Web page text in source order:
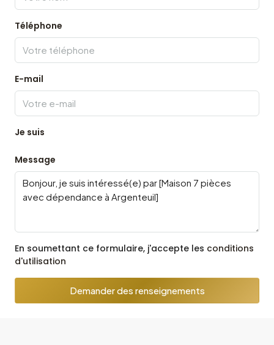
Téléphone
E-mail
Je suis
Message
En soumettant ce formulaire, j'accepte les conditions
d'utilisation
Demander des renseignements